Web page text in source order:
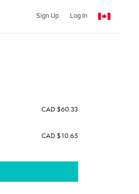
Sign Up Log In
CAD $60.33
CAD $10.65